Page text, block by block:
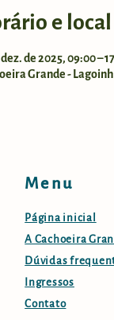
e local
dez. de 2025, 09:00 –
Grande -
Menu
Página inicial
A Cachoeira
Dúvidas
Ingressos
Contato